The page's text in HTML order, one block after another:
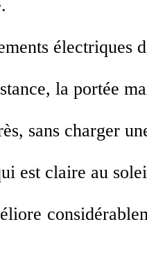
électriques
la portée
sans charger
est claire au